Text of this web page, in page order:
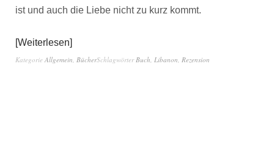
ist und auch die Liebe nicht zu kurz kommt.
Weiterlesen
Kategorie Allgemein, BücherSchlagwörterBuch, Libanon, Rezension